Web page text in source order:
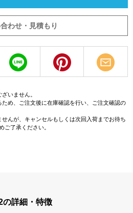
わせ・見積もり
いません。
め、ご注文後に在庫確認を行い、ご注文確認の
んが、キャンセルもしくは次回入荷までお待ち
ご了承ください。
の詳細・特徴